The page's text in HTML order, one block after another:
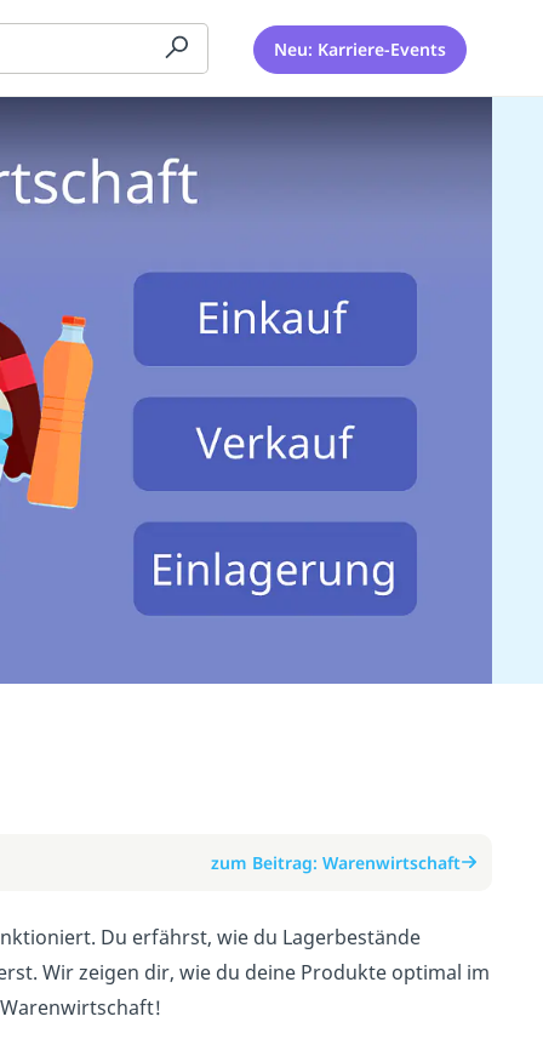
Neu: Karriere-Events
zum Beitrag: Warenwirtschaft
Du erfährst, wie du Lagerbestände
Wir zeigen dir, wie du deine Produkte optimal im